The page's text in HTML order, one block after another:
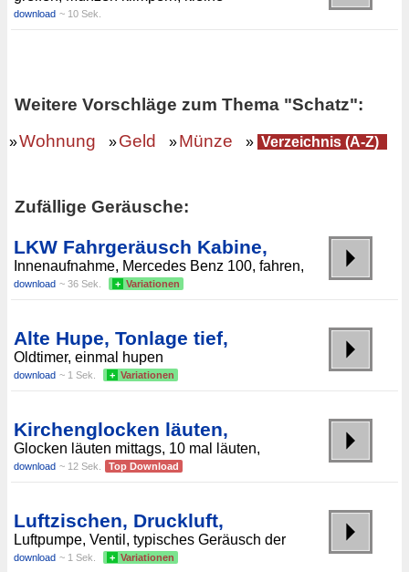
download ~ 10 Sek.
Weitere Vorschläge zum Thema "Schatz":
»Wohnung »Geld »Münze » Verzeichnis (A-Z)
Zufällige Geräusche:
LKW Fahrgeräusch Kabine,
Innenaufnahme, Mercedes Benz 100, fahren,
download ~ 36 Sek. + Variationen
Alte Hupe, Tonlage tief,
Oldtimer, einmal hupen
download ~ 1 Sek. + Variationen
Kirchenglocken läuten,
Glocken läuten mittags, 10 mal läuten,
download ~ 12 Sek. Top Download
Luftzischen, Druckluft,
Luftpumpe, Ventil, typisches Geräusch der
download ~ 1 Sek. + Variationen